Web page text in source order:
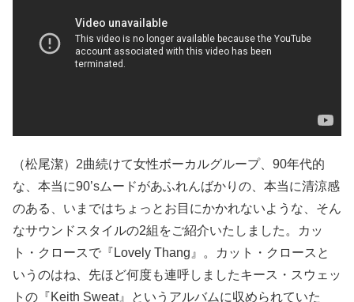
（松尾潔）2曲続けて女性ボーカルグループ、90年代的
な、本当に90’sムードがあふれんばかりの、本当に清涼感
のある、いまではちょっとお目にかかれないような、そん
なサウンドスタイルの2組をご紹介いたしました。カッ
ト・クロースで『Lovely Thang』。カット・クロースと
いうのはね、先ほど何度も連呼しましたキース・スウェッ
トの『Keith Sweat』というアルバムに収められていた